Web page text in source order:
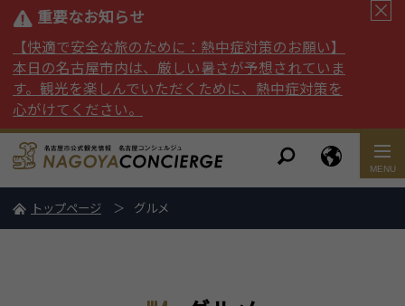
重要なお知らせ
【快適で安全な旅のために：熱中症対策のお願い】
本日の名古屋市内は、厳しい暑さが予想されていま
す。観光を楽しんでいただくために、熱中症対策を
心がけてください。
トップページ グルメ